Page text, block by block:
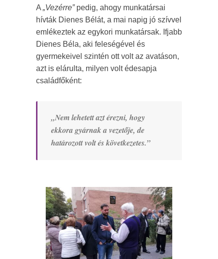
A „Vezérre”pedig, ahogy munkatársai
hívták Dienes Bélát, a mai napig jó szívvel
emlékeztek az egykori munkatársak. Ifjabb
Dienes Béla, aki feleségével és
gyermekeivel szintén ott volt az avatáson,
azt is elárulta, milyen volt édesapja
családfőként:
„Nem lehetett azt érezni, hogy
ekkora gyárnak a vezetője, de
határozott volt és következetes.”